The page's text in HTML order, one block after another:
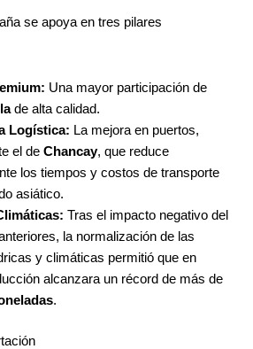
se apoya en tres pilares
Una mayor participación de
de alta calidad.
Logística: La mejora en puertos,
el de Chancay, que reduce
los tiempos y costos de transporte
asiático.
Tras el impacto negativo del
la normalización de las
y climáticas permitió que en
alcanzara un récord de más de
.